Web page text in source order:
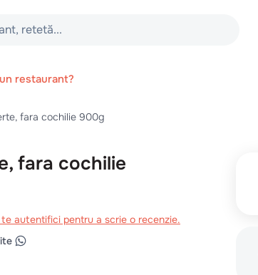
restaurant?
fara cochilie 900g
fara cochilie
te autentifici pentru a scrie o recenzie.